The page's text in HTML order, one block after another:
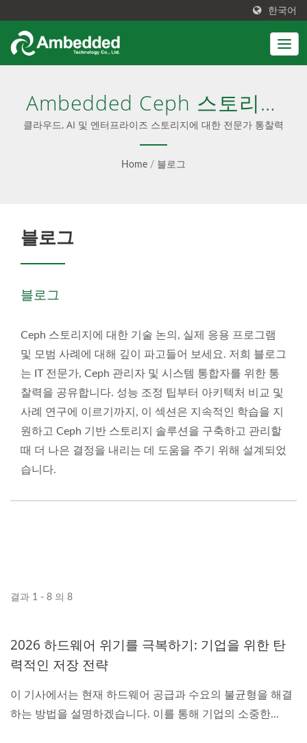
한국어
Ambedded Ceph 스토리지
블로그
클라우드, AI 및 엔터프라이즈 스토리지에 대한 전문가 통찰력
Home / 블로그
블로그
블로그
Ceph 스토리지에 대한 기술 논의, 실제 응용 프로그램
및 모범 사례에 대해 깊이 파고들어 보세요. 저희 블로그
는 IT 전문가, Ceph 관리자 및 시스템 통합자를 위한 통
찰력을 공유합니다. 성능 조정 팁부터 아키텍처 비교 및
사례 연구에 이르기까지, 이 섹션은 지속적인 학습을 지
원하고 Ceph 기반 스토리지 솔루션을 구축하고 관리할
때 더 나은 결정을 내리는 데 도움을 주기 위해 설계되었
습니다.
결과 1 - 8 의 8
2026 하드웨어 위기를 극복하기: 기업을 위한 탄
력적인 저장 전략
이 기사에서는 현재 하드웨어 공급과 수요의 불균형을 해결
하는 방법을 설명하겠습니다. 이를 통해 기업의 소중한...